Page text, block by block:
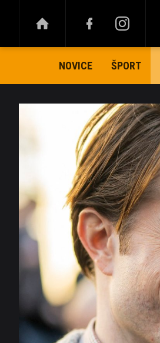
NOVICE ŠPORT